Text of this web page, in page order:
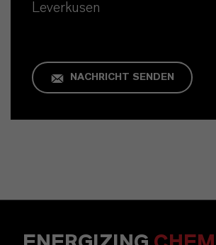
Leverkusen
NACHRICHT SENDEN